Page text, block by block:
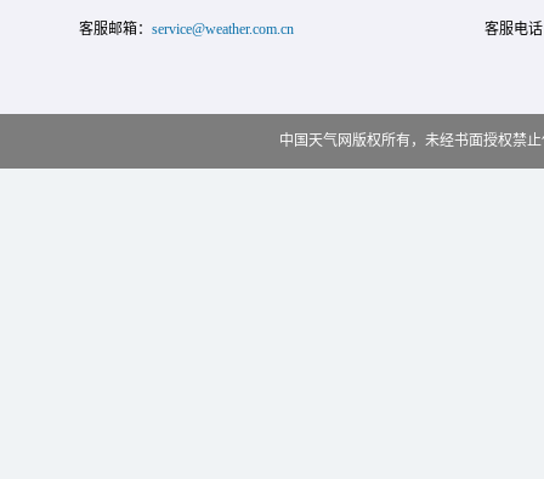
客服邮箱： service@weather.com.cn 客服电
中国天气网版权所有，未经书面授权